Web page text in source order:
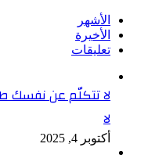
الأشهر
الأخيرة
تعليقات
لا تتكلّم عن نفسك
لا
أكتوبر 4, 2025